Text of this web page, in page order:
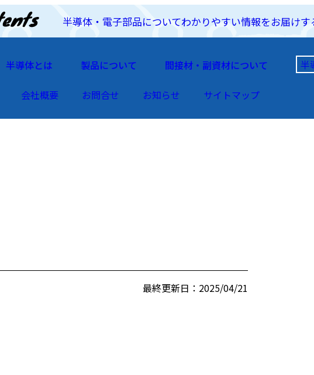
半導体・電子部品についてわかりやすい情報をお届けす
半導体とは 製品について 間接材・副資材について 半
会社概要 お問合せ お知らせ サイトマップ
最終更新日：2025/04/21